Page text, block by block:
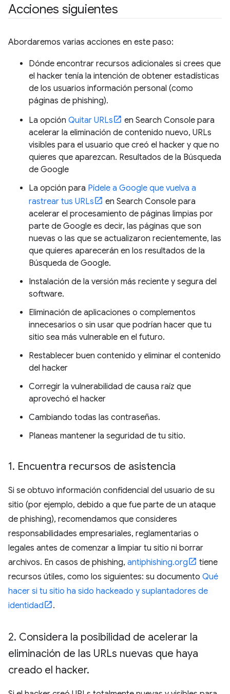
Acciones siguientes
Abordaremos varias acciones en este paso:
Dónde encontrar recursos adicionales si crees que
el hacker tenía la intención de obtener estadísticas
de los usuarios información personal (como
páginas de phishing).
La opción Quitar URLs
en Search Console para
acelerar la eliminación de contenido nuevo, URLs
visibles para el usuario que creó el hacker y que no
quieres que aparezcan. Resultados de la Búsqueda
de Google
La opción para Pídele a Google que vuelva a
rastrear tus URLs
en Search Console para
acelerar el procesamiento de páginas limpias por
parte de Google es decir, las páginas que son
nuevas o las que se actualizaron recientemente, las
que quieres aparecerán en los resultados de la
Búsqueda de Google.
Instalación de la versión más reciente y segura del
software.
Eliminación de aplicaciones o complementos
innecesarios o sin usar que podrían hacer que tu
sitio sea más vulnerable en el futuro.
Restablecer buen contenido y eliminar el contenido
del hacker
Corregir la vulnerabilidad de causa raíz que
aprovechó el hacker
Cambiando todas las contraseñas.
Planeas mantener la seguridad de tu sitio.
1. Encuentra recursos de asistencia
Si se obtuvo información confidencial del usuario de su
sitio (por ejemplo, debido a que fue parte de un ataque
de phishing), recomendamos que consideres
responsabilidades empresariales, reglamentarias o
legales antes de comenzar a limpiar tu sitio ni borrar
archivos. En casos de phishing, antiphishing.org
tiene
recursos útiles, como los siguientes: su documento Qué
hacer si tu sitio ha sido hackeado y suplantadores de
identidad
.
2. Considera la posibilidad de acelerar la
eliminación de las URLs nuevas que haya
creado el hacker.